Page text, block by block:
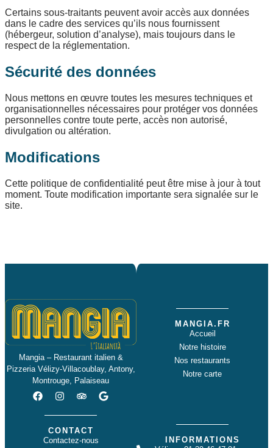
Certains sous-traitants peuvent avoir accès aux données
dans le cadre des services qu’ils nous fournissent
(hébergeur, solution d’analyse), mais toujours dans le
respect de la réglementation.
Sécurité des données
Nous mettons en œuvre toutes les mesures techniques et
organisationnelles nécessaires pour protéger vos données
personnelles contre toute perte, accès non autorisé,
divulgation ou altération.
Modifications
Cette politique de confidentialité peut être mise à jour à tout
moment. Toute modification importante sera signalée sur le
site.
Mangia – Restaurant italien &
Pizzeria Vélizy-Villacoublay, Antony,
Montrouge, Palaiseau
MANGIA.FR
Accueil
Notre histoire
Nos restaurants
Notre carte
CONTACT
Contactez-nous
INFORMATIONS